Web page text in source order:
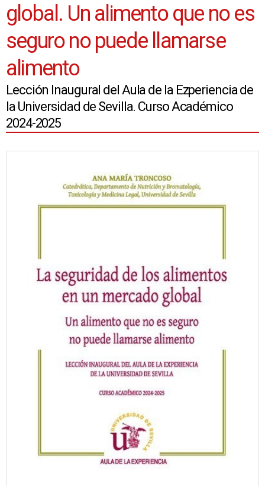
global. Un alimento que no es
seguro no puede llamarse
alimento
Lección Inaugural del Aula de la Ezperiencia de
la Universidad de Sevilla. Curso Académico
2024-2025